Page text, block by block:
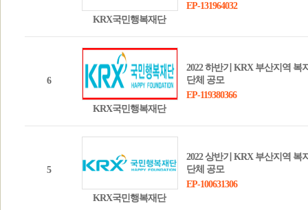
KRX국민행복재단
EP-131964032
6
KRX국민행복재단
2022 하반기 KRX 부산지역 복
단체 공모
EP-119380366
5
KRX국민행복재단
2022 상반기 KRX 부산지역 복
단체 공모
EP-100631306